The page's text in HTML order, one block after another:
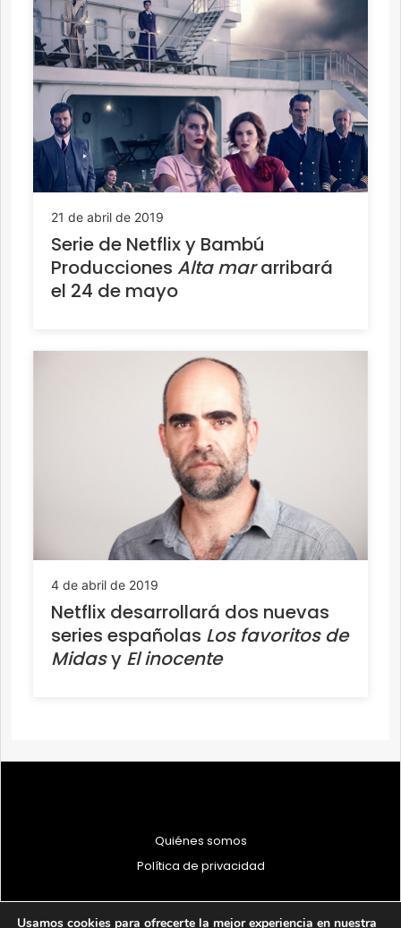
21 de abril de 2019
Serie de Netflix y Bambú
Producciones Alta mararribará
el 24 de mayo
4 de abril de 2019
Netflix desarrollará dos nuevas
series españolas Los favoritos de
Midasy El inocente
Quiénes somos
Política de privacidad
Usamos cookies para ofrecerte la mejor experiencia en nuestra